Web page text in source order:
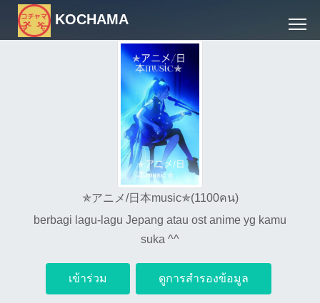
KOCHAMA
✯アニメ/日本music✯(1100คน)
berbagi lagu-lagu Jepang atau ost anime yg kamu
suka ^^
เข้าร่วม ดูการสำรองข้อมูล